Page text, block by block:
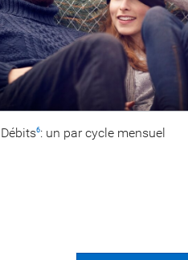
Débits6: un par cycle mensuel